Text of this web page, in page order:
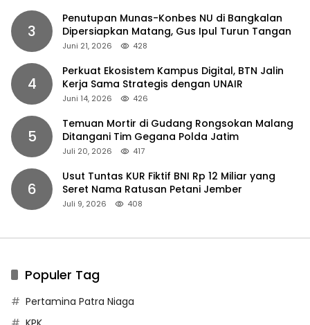
3
Penutupan Munas-Konbes NU di Bangkalan
Dipersiapkan Matang, Gus Ipul Turun Tangan
Juni 21, 2026 428
4
Perkuat Ekosistem Kampus Digital, BTN Jalin
Kerja Sama Strategis dengan UNAIR
Juni 14, 2026 426
5
Temuan Mortir di Gudang Rongsokan Malang
Ditangani Tim Gegana Polda Jatim
Juli 20, 2026 417
6
Usut Tuntas KUR Fiktif BNI Rp 12 Miliar yang
Seret Nama Ratusan Petani Jember
Juli 9, 2026 408
Populer Tag
Pertamina Patra Niaga